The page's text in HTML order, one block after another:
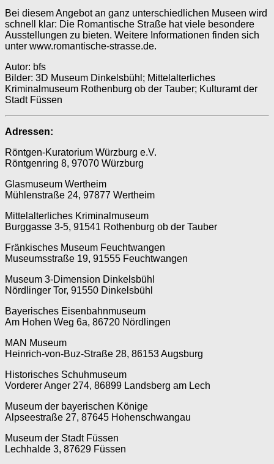
Bei diesem Angebot an ganz unterschiedlichen Museen wird
schnell klar: Die Roman­tische Straße hat viele besondere
Ausstellungen zu bieten. Weitere Informationen finden sich
unter www.romantische-strasse.de.
Autor: bfs
Bilder: 3D Museum Dinkelsbühl; Mittelalter­l­iches
Kriminalmuseum Rothenburg ob der Tauber; Kulturamt der
Stadt Füssen
Adressen:
Röntgen-Kuratorium Würzburg e.V.
Röntgenring 8, 97070 Würzburg
Glasmuseum Wertheim
Mühlenstraße 24, 97877 Wertheim
Mittelalterliches Kriminalmuseum
Burggasse 3-5, 91541 Rothenburg ob der Tauber
Fränkisches Museum Feuchtwangen
Museumsstraße 19, 91555 Feuchtwangen
Museum 3-Dimension Dinkelsbühl
Nördlinger Tor, 91550 Dinkelsbühl
Bayerisches Eisenbahnmuseum
Am Hohen Weg 6a, 86720 Nördlingen
MAN Museum
Heinrich-von-Buz-Straße 28, 86153 Augsburg
Historisches Schuhmuseum
Vorderer Anger 274, 86899 Landsberg am Lech
Museum der bayerischen Könige
Alpseestraße 27, 87645 Hohenschwangau
Museum der Stadt Füssen
Lechhalde 3, 87629 Füssen